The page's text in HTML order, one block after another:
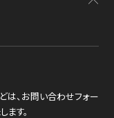
は、 お問い合わせフォー
ます。